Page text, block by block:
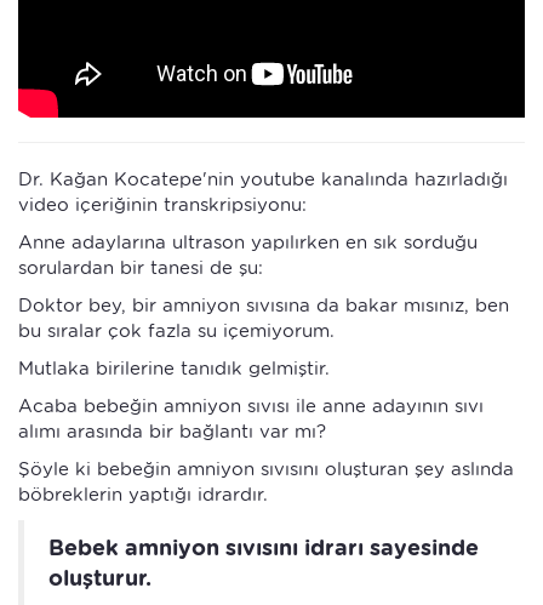
Dr. Kağan Kocatepe'nin youtube kanalında hazırladığı
video içeriğinin transkripsiyonu:
Anne adaylarına ultrason yapılırken en sık sorduğu
sorulardan bir tanesi de şu:
Doktor bey, bir amniyon sıvısına da bakar mısınız, ben
bu sıralar çok fazla su içemiyorum.
Mutlaka birilerine tanıdık gelmiştir.
Acaba bebeğin amniyon sıvısı ile anne adayının sıvı
alımı arasında bir bağlantı var mı?
Şöyle ki bebeğin amniyon sıvısını oluşturan şey aslında
böbreklerin yaptığı idrardır.
Bebek amniyon sıvısını idrarı sayesinde
oluşturur.